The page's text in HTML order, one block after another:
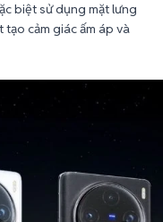
biệt sử dụng mặt lưng
tạo cảm giác ấm áp và